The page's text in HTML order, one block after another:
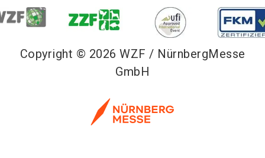
Copyright © 2026 WZF / NürnbergMesse
GmbH